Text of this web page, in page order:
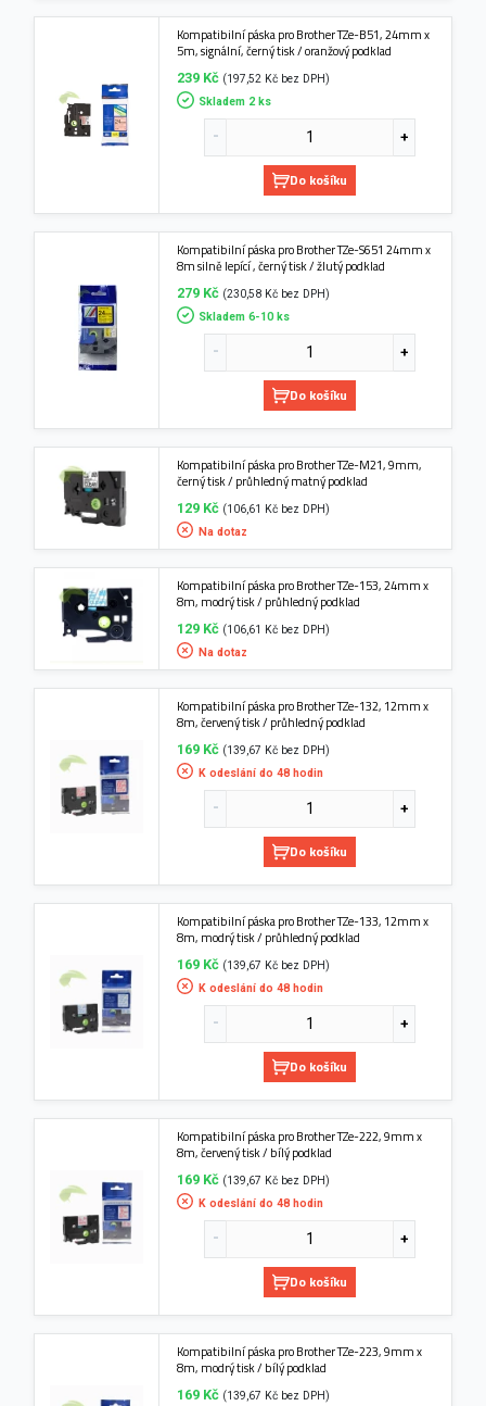
Kompatibilní páska pro Brother TZe-B51, 24mm x
5m, signální, černý tisk / oranžový podklad
239 Kč (197,52 Kč bez DPH)
Skladem 2 ks
Do košíku
Kompatibilní páska pro Brother TZe-S651 24mm x
8m silně lepící , černý tisk / žlutý podklad
279 Kč (230,58 Kč bez DPH)
Skladem 6-10 ks
Do košíku
Kompatibilní páska pro Brother TZe-M21, 9mm,
černý tisk / průhledný matný podklad
129 Kč (106,61 Kč bez DPH)
Na dotaz
Kompatibilní páska pro Brother TZe-153, 24mm x
8m, modrý tisk / průhledný podklad
129 Kč (106,61 Kč bez DPH)
Na dotaz
Kompatibilní páska pro Brother TZe-132, 12mm x
8m, červený tisk / průhledný podklad
169 Kč (139,67 Kč bez DPH)
K odeslání do 48 hodin
Do košíku
Kompatibilní páska pro Brother TZe-133, 12mm x
8m, modrý tisk / průhledný podklad
169 Kč (139,67 Kč bez DPH)
K odeslání do 48 hodin
Do košíku
Kompatibilní páska pro Brother TZe-222, 9mm x
8m, červený tisk / bílý podklad
169 Kč (139,67 Kč bez DPH)
K odeslání do 48 hodin
Do košíku
Kompatibilní páska pro Brother TZe-223, 9mm x
8m, modrý tisk / bílý podklad
169 Kč (139,67 Kč bez DPH)